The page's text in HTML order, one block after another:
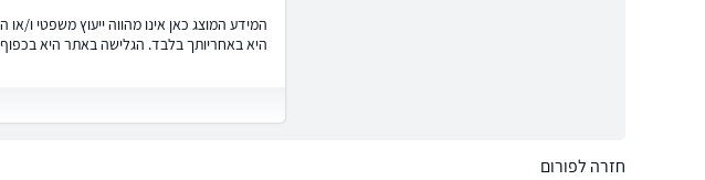
המידע המוצג כאן אינו מהווה ייעוץ משפטי ו/
היא באחריותך בלבד. הגלישה באתר היא בכפוף
חזרה לפורום